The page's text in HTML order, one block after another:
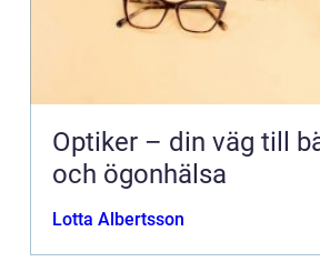
Optiker – din väg till
och ögonhälsa
Lotta Albertsson